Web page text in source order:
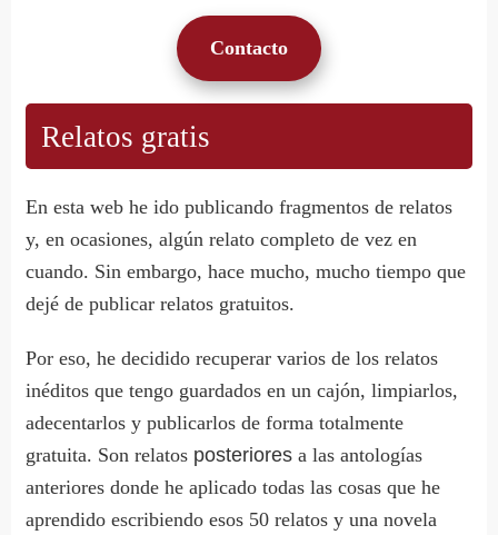
Contacto
Relatos gratis
En esta web he ido publicando fragmentos de relatos
y, en ocasiones, algún relato completo de vez en
cuando. Sin embargo, hace mucho, mucho tiempo que
dejé de publicar relatos gratuitos.
Por eso, he decidido recuperar varios de los relatos
inéditos que tengo guardados en un cajón, limpiarlos,
adecentarlos y publicarlos de forma totalmente
gratuita. Son relatos posteriores a las antologías
anteriores donde he aplicado todas las cosas que he
aprendido escribiendo esos 50 relatos y una novela